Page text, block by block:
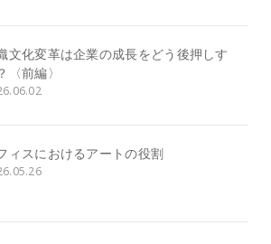
文化変革は企業の成長をどう後押しす
〈前編〉
ィスにおけるアートの役割